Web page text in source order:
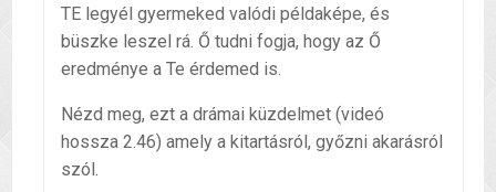
TE legyél gyermeked valódi példaképe, és
büszke leszel rá. Ő tudni fogja, hogy az Ő
eredménye a Te érdemed is.
Nézd meg, ezt a drámai küzdelmet (videó
hossza 2.46) amely a kitartásról, győzni akarásról
szól.